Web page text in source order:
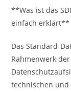
**Was ist das
einfach erklärt**
Das Standard-
Rahmenwerk
technischen und